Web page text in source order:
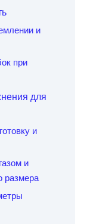
и
при
для
и
и
размера